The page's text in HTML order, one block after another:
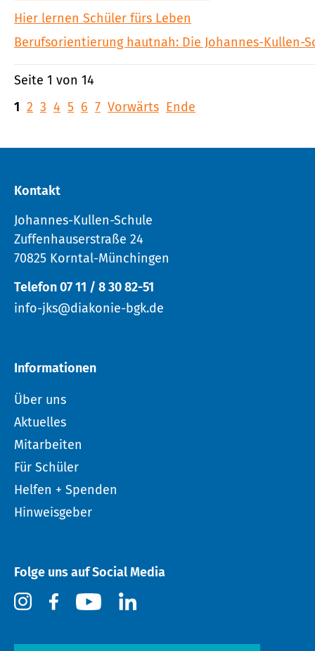
Hier lernen Schüler fürs Leben
Berufsorientierung hautnah: Die Johannes-Kullen-
Seite 1 von 14
1 2 3 4 5 6 7 Vorwärts Ende
Kontakt
Johannes-Kullen-Schule
Zuffenhauserstraße 24
70825 Korntal-Münchingen
Telefon 07 11 / 8 30 82-51
info-jks@diakonie-bgk.de
Informationen
Über uns
Aktuelles
Mitarbeiten
Für Schüler
Helfen + Spenden
Hinweisgeber
Folge uns auf Social Media